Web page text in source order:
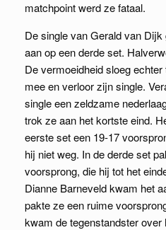
matchpoint werd ze fataal.
De single van Gerald van
aan op een derde set.
De vermoeidheid sloeg
mee en verloor zijn single.
single een zeldzame
trok ze aan het kortste eind.
eerste set een 19-17
hij niet weg. In de derde set
voorsprong, die hij tot het
Dianne Barneveld kwam het
pakte ze een ruime
kwam de tegenstandster